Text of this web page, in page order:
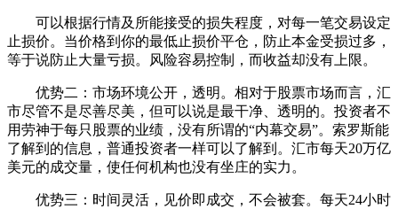
可以根据行情及所能接受的损失程度，对每一笔交易设定
止损价。当价格到你的最低止损价平仓，防止本金受损过多，
等于说防止大量亏损。风险容易控制，而收益却没有上限。
优势二：市场环境公开，透明。相对于股票市场而言，汇
市尽管不是尽善尽美，但可以说是最干净、透明的。投资者不
用劳神于每只股票的业绩，没有所谓的“内幕交易”。索罗斯能
了解到的信息，普通投资者一样可以了解到。汇市每天20万亿
美元的成交量，使任何机构也没有坐庄的实力。
优势三：时间灵活，见价即成交，不会被套。每天24小时